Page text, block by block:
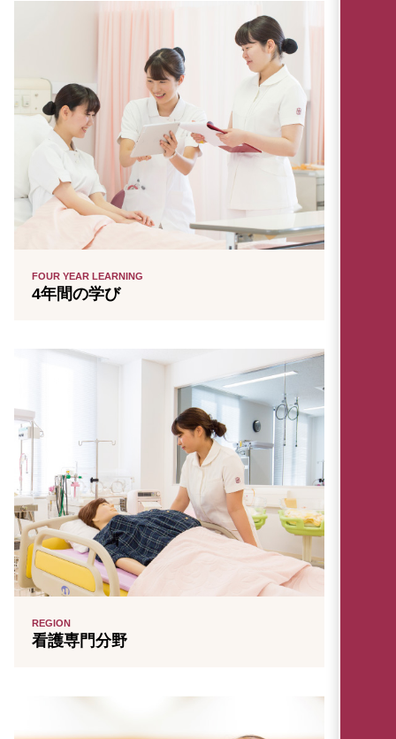
FOUR YEAR LEARNING
4年間の学び
REGION
看護専門分野